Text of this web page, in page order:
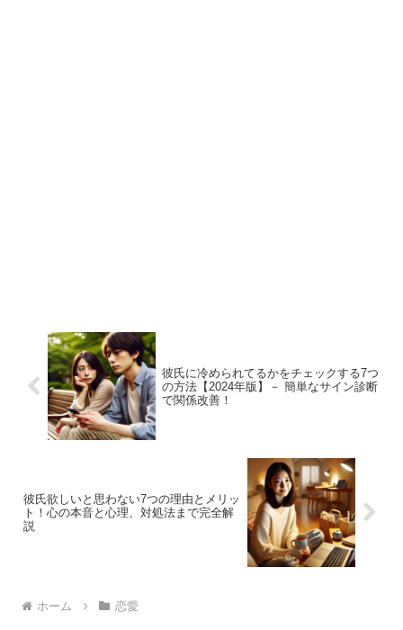
彼氏に冷められてるかをチェックする7つ
の方法【2024年版】－ 簡単なサイン診断
で関係改善！
彼氏欲しいと思わない7つの理由とメリッ
ト！心の本音と心理、対処法まで完全解
説
ホーム 恋愛